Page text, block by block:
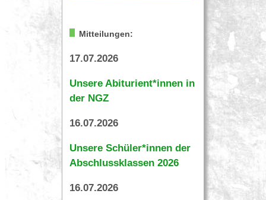
Mitteilungen:
17.07.2026
Unsere Abiturient*innen in
der NGZ
16.07.2026
Unsere Schüler*innen der
Abschlussklassen 2026
16.07.2026